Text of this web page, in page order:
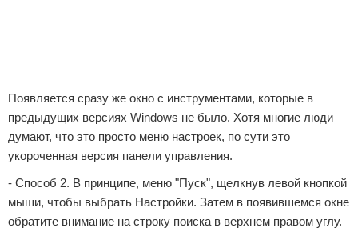
Появляется сразу же окно с инструментами, которые в
предыдущих версиях Windows не было. Хотя многие люди
думают, что это просто меню настроек, по сути это
укороченная версия панели управления.
- Способ 2. В принципе, меню "Пуск", щелкнув левой кнопкой
мыши, чтобы выбрать Настройки. Затем в появившемся окне
обратите внимание на строку поиска в верхнем правом углу.